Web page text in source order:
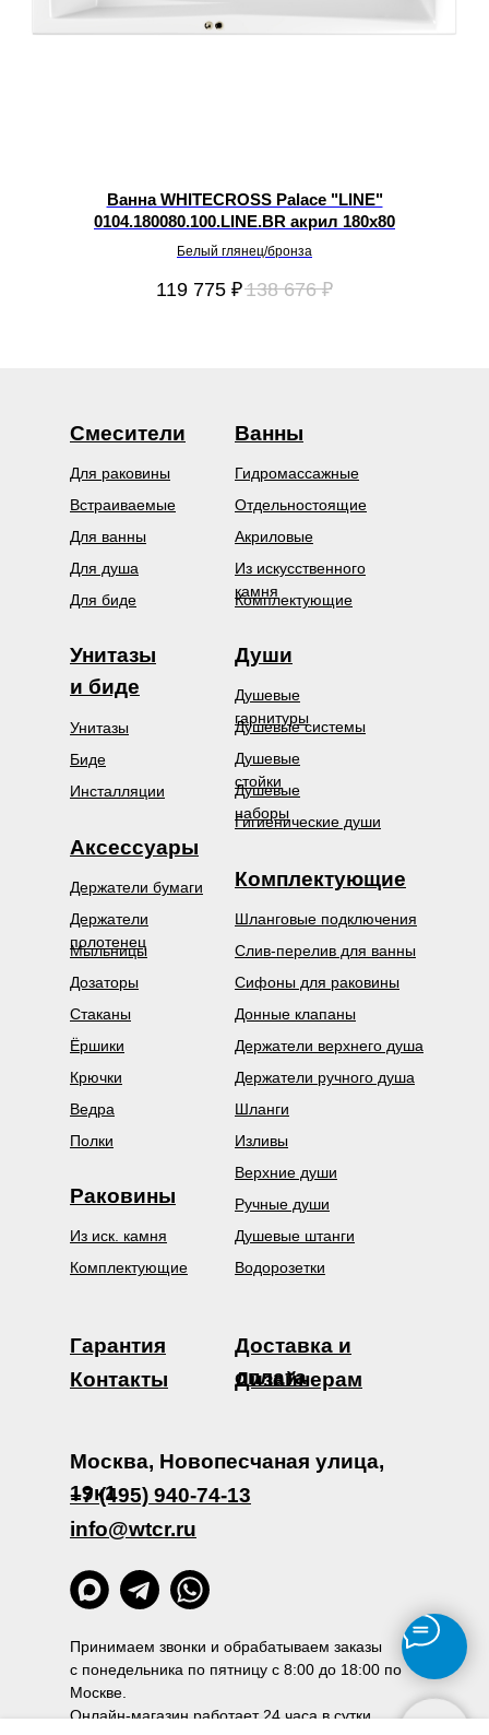
Ванна WHITECROSS Palace "LINE"
0104.180080.100.LINE.BR акрил 180х80
Белый глянец/бронза
119 775 ₽138 676 ₽
Смесители
Души
Душевые
гарнитуры
Душевые системы
Гигиенические души
Аксессуары
Держатели бумаги
Держатели
полотенец
Мыльницы
Раковины
Из иск. камня
Комплектующие
Встраиваемые
Для биде
Для ванны
Для душа
Для раковины
Ванны
Из искусственного
камня
Комплектующие
Шланговые подключения
Слив-перелив для ванны
Сифоны для раковины
Донные клапаны
Дизайнерам
Доставка и
оплата
Гарантия
Контакты
Душевые
стойки
Душевые
наборы
Дозаторы
Держатели верхнего душа
Гидромассажные
Акриловые
Отдельностоящие
Комплектующие
Инсталляции
Биде
Унитазы
Унитазы
и биде
Стаканы
Ёршики
Крючки
Ведра
Полки
Держатели ручного душа
Шланги
Изливы
Верхние души
Ручные души
Москва, Новопесчаная улица,
19к1
info@wtcr.ru
+7 (495) 940-74-13
Душевые штанги
Водорозетки
Принимаем звонки и обрабатываем заказы
с понедельника по пятницу с 8:00 до 18:00 по
Москве.
Онлайн-магазин работает 24 часа в сутки.